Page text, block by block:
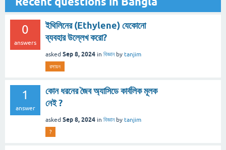
0
answers
ইথিলিনের (Ethylene) যেকোনো
ব্যবহার উল্লেখ করো?
asked Sep 8, 2024 in বিজ্ঞান by tanjim
রসায়ন
1
answer
কোন ধরনের জৈব অ্যাসিডে কার্বলিক মূলক
নেই ?
asked Sep 8, 2024 in বিজ্ঞান by tanjim
?